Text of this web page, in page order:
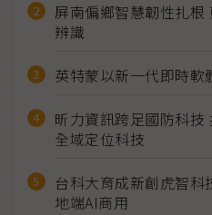
屏南偏鄉智慧韌性扎根
辨識
英特蒙以新一代即時軟
昕力資訊跨足國防科
全域定位科技
台科大育成新創虎智科
地端AI商用